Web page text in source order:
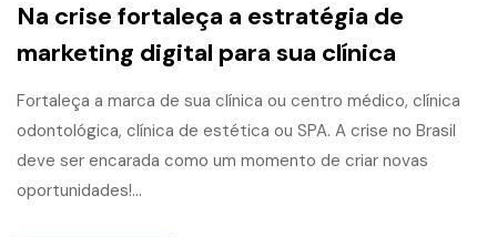
Na crise fortaleça a estratégia de
marketing digital para sua clínica
Fortaleça a marca de sua clínica ou centro médico, clínica
odontológica, clínica de estética ou SPA. A crise no Brasil
deve ser encarada como um momento de criar novas
oportunidades!...